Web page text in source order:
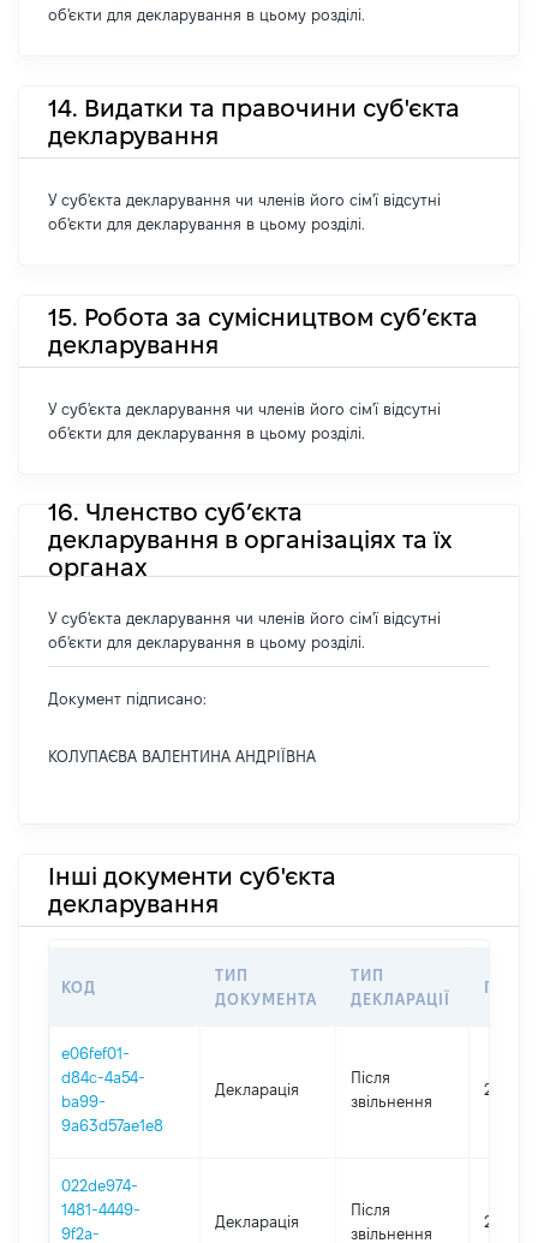
об'єкти для декларування в цьому розділі.
14. Видатки та правочини суб'єкта
декларування
У суб'єкта декларування чи членів його сім'ї відсутні
об'єкти для декларування в цьому розділі.
15. Робота за сумісництвом суб’єкта
декларування
У суб'єкта декларування чи членів його сім'ї відсутні
об'єкти для декларування в цьому розділі.
16. Членство суб’єкта
декларування в організаціях та їх
органах
У суб'єкта декларування чи членів його сім'ї відсутні
об'єкти для декларування в цьому розділі.
Документ підписано:
КОЛУПАЄВА ВАЛЕНТИНА АНДРІЇВНА
Інші документи суб'єкта
декларування
КОД
ТИП
ДОКУМЕНТА
ТИП
ДЕКЛАРАЦІЇ
e06fef01-
d84c-4a54-
ba99-
9a63d57ae1e8
Декларація
Після
звільнення
2020
022de974-
1481-4449-
9f2a-
Декларація
Після
звільнення
2019